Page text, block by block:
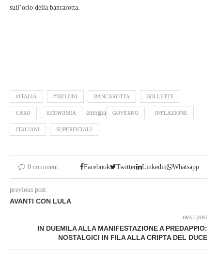
sull’orlo della bancarotta.
#ITALIA #MELONI BANCAROTTA BOLLETTE
CARO ECONOMIA energia GOVERNO INFLAZIONE
ITALIANI SUPERFICIALI
0 comment Facebook Twitter Linkedin Whatsapp
previous post
AVANTI CON LULA
next post
IN DUEMILA ALLA MANIFESTAZIONE A PREDAPPIO:
NOSTALGICI IN FILA ALLA CRIPTA DEL DUCE